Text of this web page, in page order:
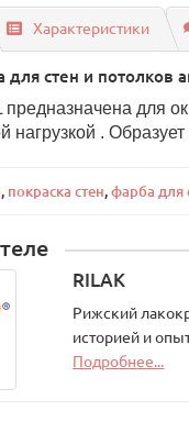
Характеристики
стен и потолков
предназначена для
нагрузкой .
, покраска стен, фарба для
RILAK
Рижский
историей и
Подробнее...